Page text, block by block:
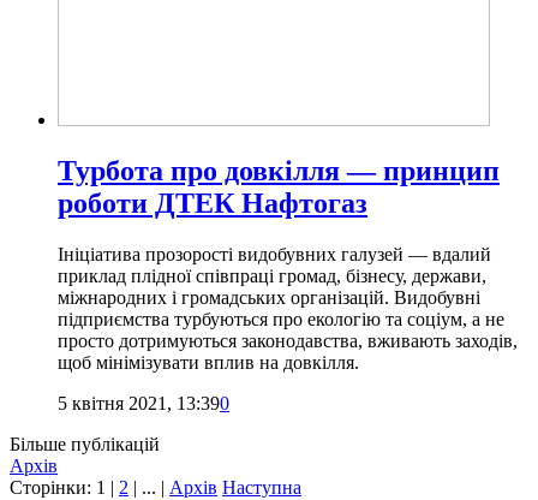
Турбота про довкілля — принцип
роботи ДТЕК Нафтогаз
Ініціатива прозорості видобувних галузей — вдалий
приклад плідної співпраці громад, бізнесу, держави,
міжнародних і громадських організацій. Видобувні
підприємства турбуються про екологію та соціум, а не
просто дотримуються законодавства, вживають заходів,
щоб мінімізувати вплив на довкілля.
5 квітня 2021, 13:390
Більше публікацій
Архів
Сторінки: 1 | 2 | ... | Архів Наступна